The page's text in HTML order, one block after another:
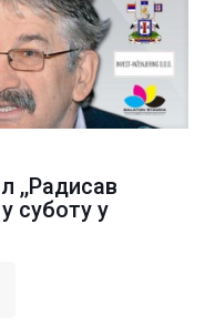
,,Радисав
суботу у